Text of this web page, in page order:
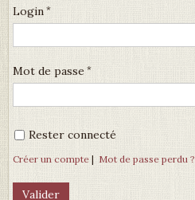
Login
Mot de passe
Rester connecté
Créer un compte | Mot de passe perdu ?